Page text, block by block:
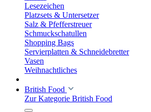
Lesezeichen
Platzsets & Untersetzer
Salz & Pfefferstreuer
Schmuckschatullen
Shopping Bags
Servierplatten & Schneidebretter
Vasen
Weihnachtliches
British Food
Zur Kategorie British Food